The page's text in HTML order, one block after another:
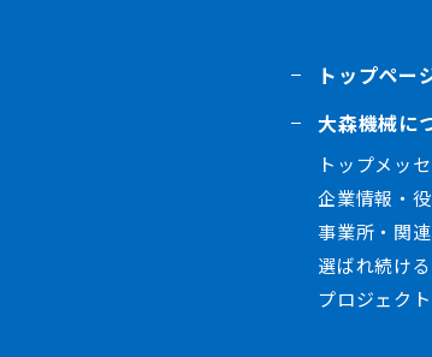
トップペー
大森機械に
トップメッ
企業情報・
事業所・関
選ばれ続け
プロジェク